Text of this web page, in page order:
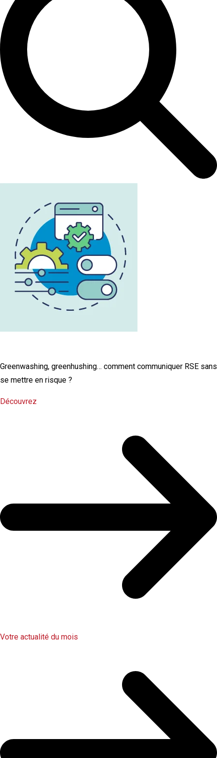
Greenwashing, greenhushing… comment communiquer RSE sans
se mettre en risque ?
Découvrez
Votre actualité du mois